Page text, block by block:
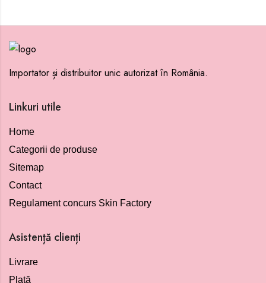
Importator și distribuitor unic autorizat în România.
Linkuri utile
Home
Categorii de produse
Sitemap
Contact
Regulament concurs Skin Factory
Asistență clienți
Livrare
Plată